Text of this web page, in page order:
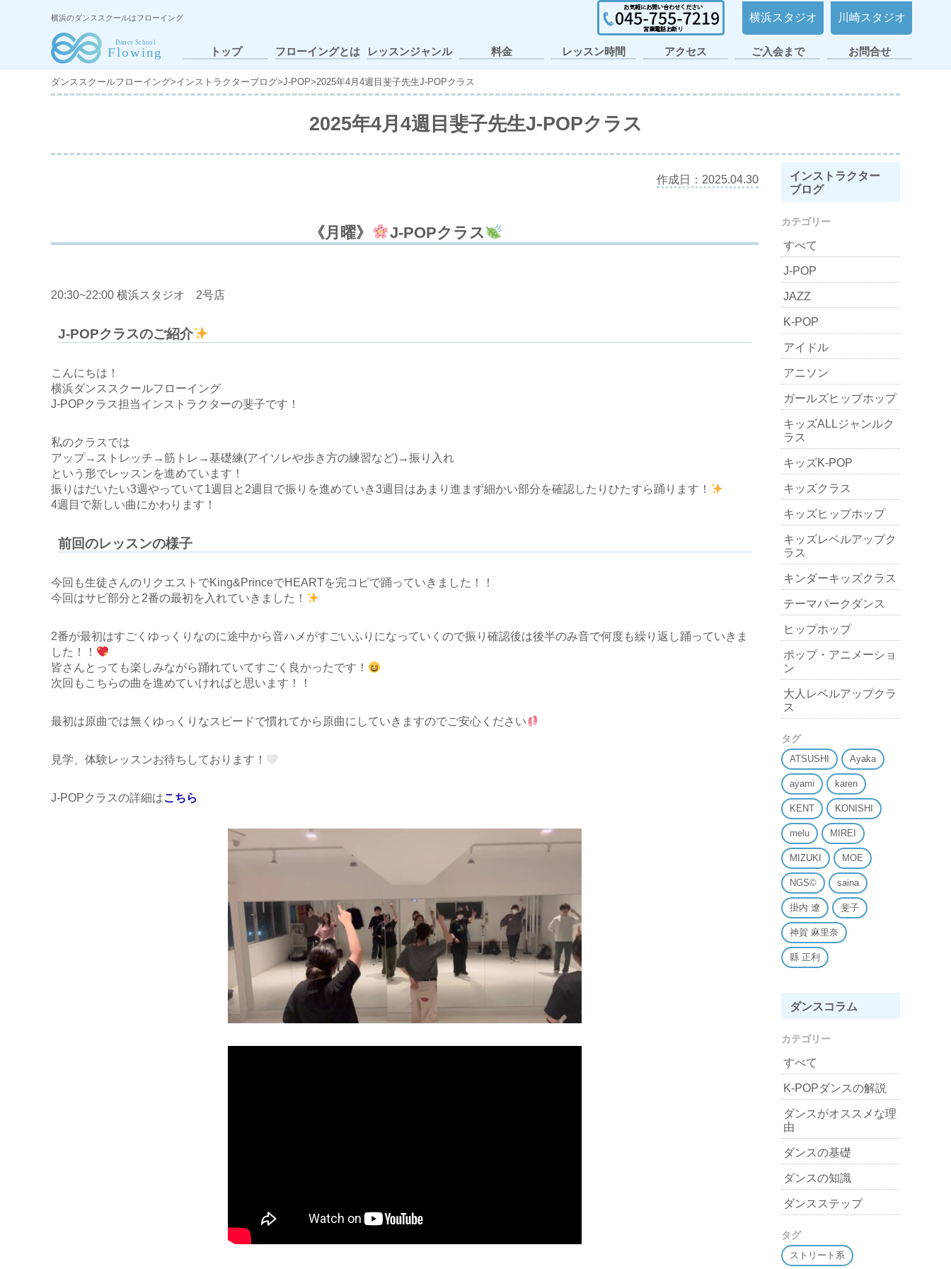
横浜のダンススクールはフローイング 横浜スタジオ 川崎スタジオ
トップ フローイングとは
レッスンジャンル
ップ
ション
張レッスン
料金 レッスン時間
アクセス
ご入会まで お問合せ
ダンススクールフローイング>インストラクターブログ>J-POP>2025年4月4週目斐子先生J-POPクラス
2025年4月4週目斐子先生J-POPクラス
作成日：2025.04.30
《月曜》 J-POPクラス
20:30~22:00 横浜スタジオ 2号店
J-POPクラスのご紹介
こんにちは！
横浜ダンススクールフローイング
J-POPクラス担当インストラクターの斐子です！
私のクラスでは
アップ→ストレッチ→筋トレ→基礎練(アイソレや歩き方の練習など)→振り入れ
という形でレッスンを進めています！
振りはだいたい3週やっていて1週目と2週目で振りを進めていき3週目はあまり進まず細かい部分を確認したりひたすら踊ります！
4週目で新しい曲にかわります！
前回のレッスンの様子
今回も生徒さんのリクエストでKing&PrinceでHEARTを完コピで踊っていきました！！
今回はサビ部分と2番の最初を入れていきました！
2番が最初はすごくゆっくりなのに途中から音ハメがすごいふりになっていくので振り確認後は後半のみ音で何度も繰り返し踊っていきま
した！！
皆さんとっても楽しみながら踊れていてすごく良かったです！
次回もこちらの曲を進めていければと思います！！
最初は原曲では無くゆっくりなスピードで慣れてから原曲にしていきますのでご安心ください
見学、体験レッスンお待ちしております！
J-POPクラスの詳細はこちら
インストラクター
ブログ
カテゴリー
すべて
J-POP
JAZZ
K-POP
アイドル
アニソン
ガールズヒップホップ
キッズALLジャンルク
ラス
キッズK-POP
キッズクラス
キッズヒップホップ
キッズレベルアップク
ラス
キンダーキッズクラス
テーマパークダンス
ヒップホップ
ポップ・アニメーショ
ン
大人レベルアップクラ
ス
タグ
ATSUSHI Ayaka
ayami karen
KENT KONISHI
melu MIREI
MIZUKI MOE
NGS© saina
掛内 遼 斐子
神賀 麻里奈
縣 正利
ダンスコラム
カテゴリー
すべて
K-POPダンスの解説
ダンスがオススメな理
由
ダンスの基礎
ダンスの知識
ダンスステップ
タグ
ストリート系